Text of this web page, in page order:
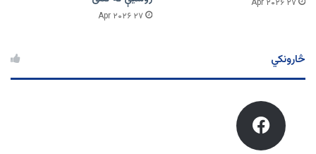
۲۷ Apr ۲۰۲۶
۲۷ Apr ۲۰۲۶
څارونکي